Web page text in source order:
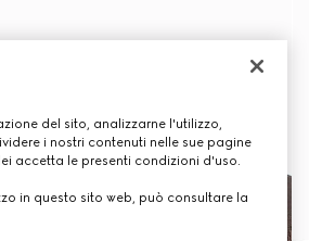
del sito, analizzarne l'utilizzo,
i nostri contenuti nelle sue pagine
accetta le presenti condizioni d'uso.
in questo sito web, può consultare la